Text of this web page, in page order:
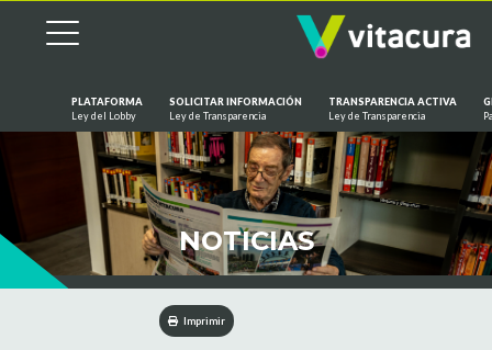
Saltar al contenido
PLATAFORMA
Ley del Lobby
SOLICITAR INFORMACIÓN
Ley de Transparencia
TRANSPARENCIA ACTIVA
Ley de Transparencia
NOTICIAS
Imprimir